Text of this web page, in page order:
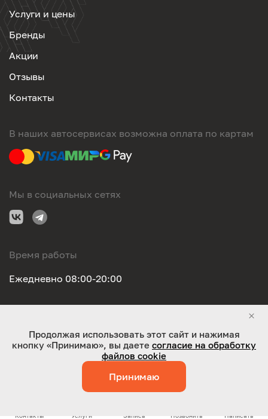
Контакты Услуги Запись Позвонить Написать
Услуги и цены
Бренды
Акции
Отзывы
Контакты
В наших автосервисах возможна оплата по картам
Мы в социальных сетях
Время работы
Ежедневно 08:00-20:00
ООО "Оригинал-сервис". Все права защищены 2026
Работает на технологиях:Jaky
Продолжая использовать этот сайт и нажимая
кнопку «Принимаю», вы даете согласие на обработку
файлов cookie
Принимаю